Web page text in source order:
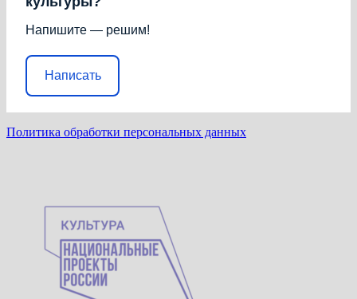
Напишите — решим!
Написать
Политика обработки персональных данных